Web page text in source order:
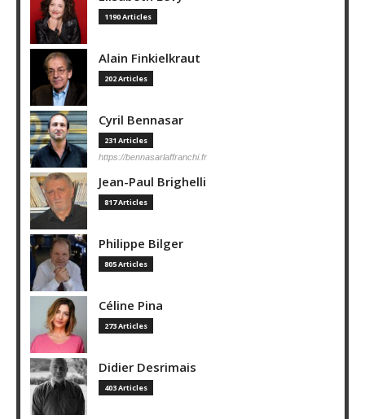
1190 Articles
Alain Finkielkraut
202 Articles
Cyril Bennasar
231 Articles
https://bennasarlaffranchi.fr
Jean-Paul Brighelli
817 Articles
Philippe Bilger
805 Articles
Céline Pina
273 Articles
Didier Desrimais
403 Articles